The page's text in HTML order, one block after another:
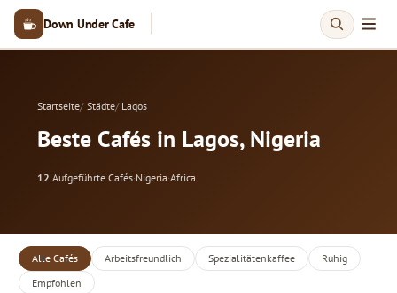
Down Under Cafe
Startseite Städte Lagos
Beste Cafés in Lagos, Nigeria
12 Aufgeführte Cafés·Nigeria·Africa
Alle Cafés Arbeitsfreundlich Spezialitätenkaffee
Ruhig
Empfohlen